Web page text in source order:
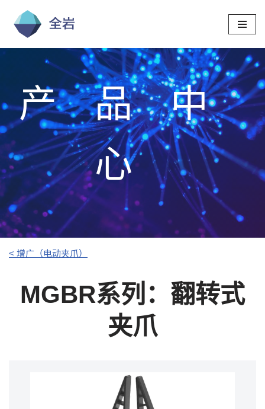
跳
至
产品中
心
< 增广（电动夹爪）
MGBR系列：翻转式
夹爪